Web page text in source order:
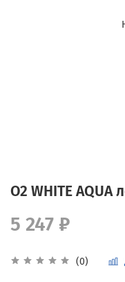
O2 WHITE
(0)
5 247 ₽